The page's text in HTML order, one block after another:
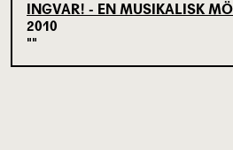
INGVAR! - EN MUSIKALISK
2010